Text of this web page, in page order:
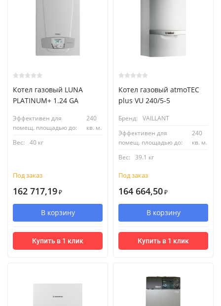
Котел газовый LUNA
PLATINUM+ 1.24 GA
Эффективен для
помещ. площадью до:
240
кв. м.
Вес:
40 кг
Под заказ
162 717,19 ₽
В корзину
Купить в 1 клик
Котел газовый atmoTEC
plus VU 240/5-5
Бренд:
VAILLANT
Эффективен для
помещ. площадью до:
240
кв. м.
Вес:
39.1 кг
Под заказ
164 664,50 ₽
В корзину
Купить в 1 клик